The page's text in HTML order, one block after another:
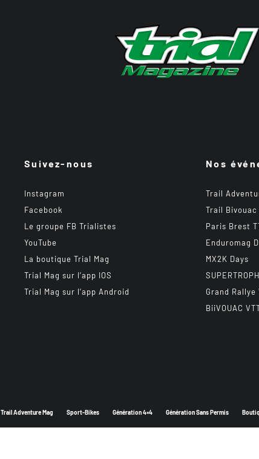
Suivez-nous
Instagram
Facebook
Le groupe FB Trialistes
YouTube
La boutique Trial Mag
Trial Mag sur l’app IOS
Trial Mag sur l’app Android
Nos
Trail
Trail Bivouac
Paris Brest
Enduromag
MX2K Days
Grand Rallye
BiiVOUAC
Trail Adventure Mag Sport-Bikes Génération 4×4 Génération Sans Permis